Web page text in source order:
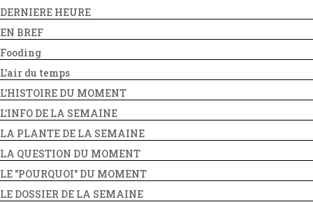
DERNIERE HEURE
EN BREF
Fooding
L'air du temps
L'HISTOIRE DU MOMENT
L'INFO DE LA SEMAINE
LA PLANTE DE LA SEMAINE
LA QUESTION DU MOMENT
LE "POURQUOI" DU MOMENT
LE DOSSIER DE LA SEMAINE